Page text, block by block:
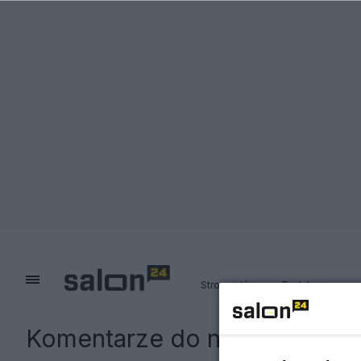
Strona główna Redakcja
Komentarze do notki: